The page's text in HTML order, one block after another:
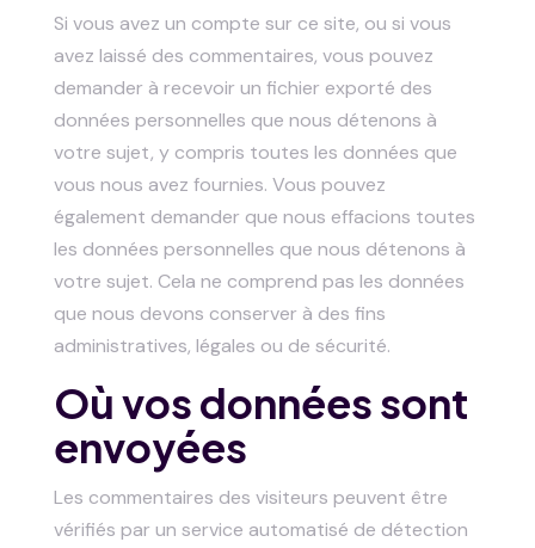
Si vous avez un compte sur ce site, ou si vous
avez laissé des commentaires, vous pouvez
demander à recevoir un fichier exporté des
données personnelles que nous détenons à
votre sujet, y compris toutes les données que
vous nous avez fournies. Vous pouvez
également demander que nous effacions toutes
les données personnelles que nous détenons à
votre sujet. Cela ne comprend pas les données
que nous devons conserver à des fins
administratives, légales ou de sécurité.
Où vos données sont
envoyées
Les commentaires des visiteurs peuvent être
vérifiés par un service automatisé de détection